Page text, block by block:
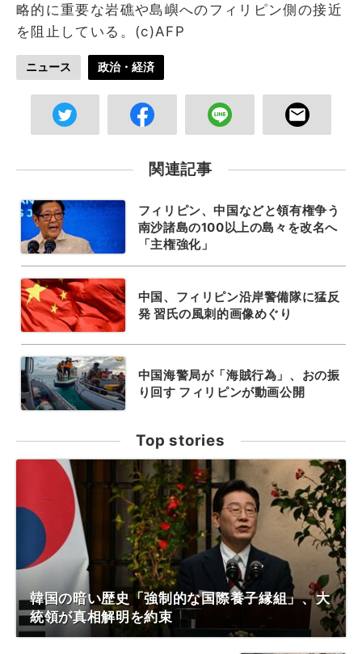
略的に重要な岩礁や島嶼へのフィリピン側の接近
を阻止している。(c)AFP
ニュース 政治・経済
関連記事
フィリピン、中国などと領有権争う
南沙諸島の100以上の島々を改名へ
「主権強化」
中国、フィリピン沿岸警備隊に猛反
発 習氏の風刺的画像めぐり
中国海警局が「海賊行為」、おの振
り回す フィリピンが動画公開
Top stories
韓国の暗い歴史「強制的な国際養子縁組」、大
統領が真相解明を約束